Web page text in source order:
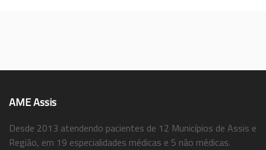
AME Assis
Desde 2013 atendendo pacientes de 12 Municípios de Assis e
Região, em 19 especialidades médicas e 5 não médicas.